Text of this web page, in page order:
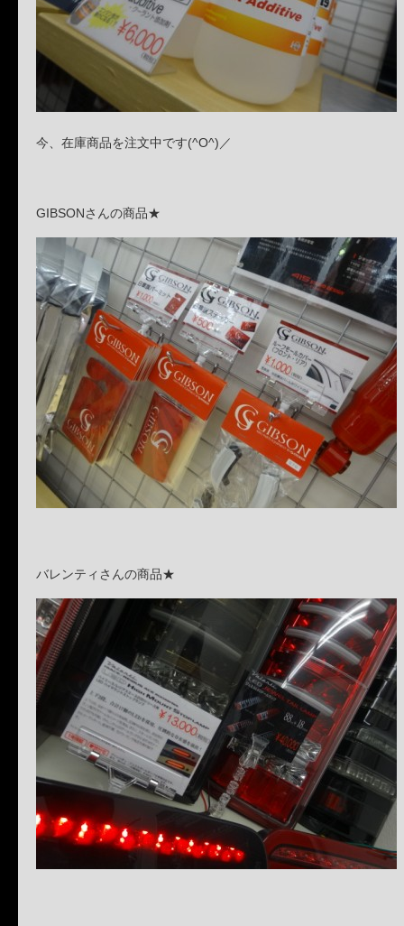
今、在庫商品を注文中です(^O^)／
GIBSONさんの商品★
バレンティさんの商品★